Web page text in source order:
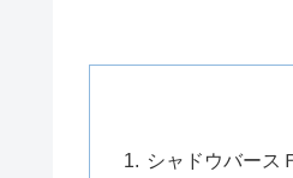
シャドウバース